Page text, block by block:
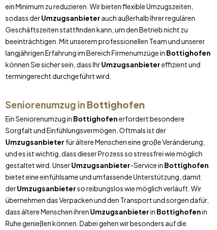
ein Minimum zu reduzieren. Wir bieten flexible Umzugszeiten,
sodass derUmzugsanbieter auch außerhalb Ihrer regulären
Geschäftszeiten stattfinden kann, um den Betrieb nicht zu
beeinträchtigen. Mit unserem professionellen Team und unserer
langjährigen Erfahrung im Bereich Firmenumzüge in Bottighofen
können Sie sicher sein, dass IhrUmzugsanbietereffizient und
termingerecht durchgeführt wird.
Seniorenumzug in Bottighofen
Ein Seniorenumzug in Bottighofenerfordert besondere
Sorgfalt und Einfühlungsvermögen. Oftmals ist der
Umzugsanbieter für ältere Menschen eine große Veränderung,
und es ist wichtig, dass dieser Prozess so stressfrei wie möglich
gestaltet wird. UnserUmzugsanbieter-Service in Bottighofen
bietet eine einfühlsame und umfassende Unterstützung, damit
derUmzugsanbieterso reibungslos wie möglich verläuft. Wir
übernehmen das Verpacken und den Transport und sorgen dafür,
dass ältere Menschen ihren Umzugsanbieterin Bottighofenin
Ruhe genießen können. Dabei gehen wir besonders auf die